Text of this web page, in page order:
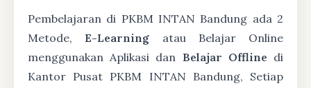
Pembelajaran di PKBM INTAN Bandung ada 2
Metode,E-Learning atau Belajar Online
menggunakan Aplikasi dan Belajar Offline di
Kantor Pusat PKBM INTAN Bandung, Setiap